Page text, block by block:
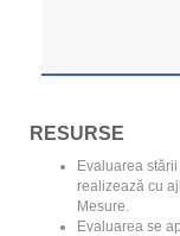
RESURSE
Evaluarea
realizează cu
Mesure.
Evaluarea se